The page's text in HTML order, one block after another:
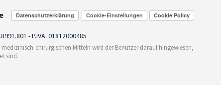
Cookie-Einstellungen
- P.IVA: 01812000485
chirurgischen Mitteln wird der Benutzer darauf hingewiesen,
sind.